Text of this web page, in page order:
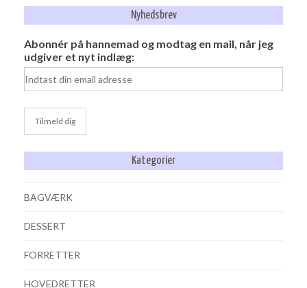
Nyhedsbrev
Abonnér på hannemad og modtag en mail, når jeg
udgiver et nyt indlæg:
Kategorier
BAGVÆRK
DESSERT
FORRETTER
HOVEDRETTER